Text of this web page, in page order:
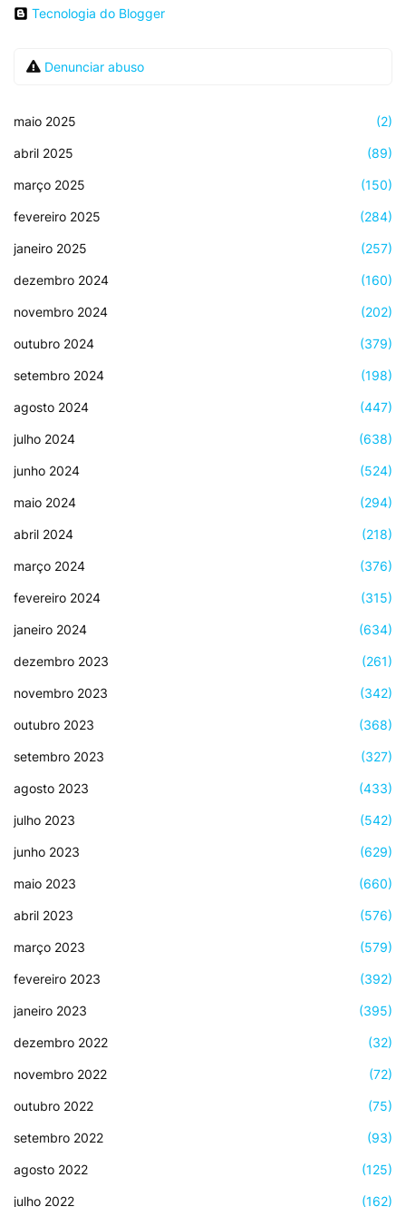
Tecnologia do Blogger
Denunciar abuso
maio 2025 (2)
abril 2025 (89)
março 2025 (150)
fevereiro 2025 (284)
janeiro 2025 (257)
dezembro 2024 (160)
novembro 2024 (202)
outubro 2024 (379)
setembro 2024 (198)
agosto 2024 (447)
julho 2024 (638)
junho 2024 (524)
maio 2024 (294)
abril 2024 (218)
março 2024 (376)
fevereiro 2024 (315)
janeiro 2024 (634)
dezembro 2023 (261)
novembro 2023 (342)
outubro 2023 (368)
setembro 2023 (327)
agosto 2023 (433)
julho 2023 (542)
junho 2023 (629)
maio 2023 (660)
abril 2023 (576)
março 2023 (579)
fevereiro 2023 (392)
janeiro 2023 (395)
dezembro 2022 (32)
novembro 2022 (72)
outubro 2022 (75)
setembro 2022 (93)
agosto 2022 (125)
julho 2022 (162)